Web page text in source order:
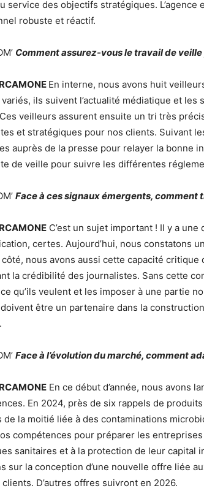
service des objectifs stratégiques. L’agence
robuste et réactif.
Comment assurez-vous le travail de
En interne, nous avons huit
ils suivent l’actualité médiatique et
veilleurs assurent ensuite un tri très
et stratégiques pour nos clients. Suivant
auprès de la presse pour relayer la bonne
de veille pour suivre les différentes
Face à ces signaux émergents, comment
C’est un sujet important ! Il y a
certes. Aujourd’hui, nous constatons
nous avons aussi cette capacité critique
la crédibilité des journalistes. Sans cette
qu’ils veulent et les imposer à une partie
être un partenaire dans la
Face à l’évolution du marché, comment
En ce début d’année, nous avons
En 2024, près de six rappels de
de la moitié liée à des contaminations
compétences pour préparer les
sanitaires et à la protection de leur capital
sur la conception d’une nouvelle offre liée
D’autres offres suivront en 2026.